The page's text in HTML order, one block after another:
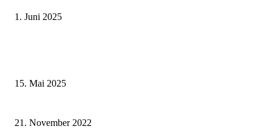
1. Juni 2025
15. Mai 2025
21. November 2022